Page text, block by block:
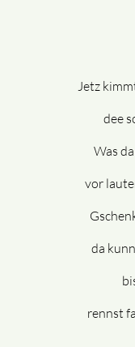
Jetz
dee
Was
vor
da
rennst